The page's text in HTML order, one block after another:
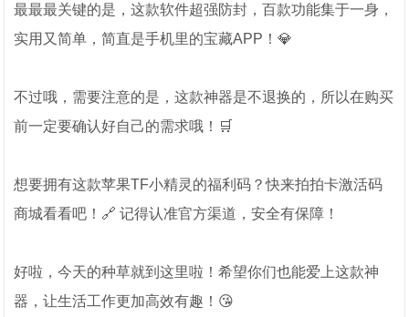
最最最关键的是，这款软件超强防封，百款功能集于一身，
实用又简单，简直是手机里的宝藏APP！💎
不过哦，需要注意的是，这款神器是不退换的，所以在购买
前一定要确认好自己的需求哦！🛒
想要拥有这款苹果TF小精灵的福利码？快来拍拍卡激活码
商城看看吧！🔗 记得认准官方渠道，安全有保障！
好啦，今天的种草就到这里啦！希望你们也能爱上这款神
器，让生活工作更加高效有趣！😘